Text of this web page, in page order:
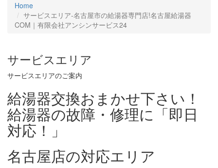
Home
サービスエリア‐名古屋市の給湯器専門店!名古屋給湯器
COM｜有限会社アンシンサービス24
サービスエリア
サービスエリアのご案内
給湯器交換おまかせ下さい！
給湯器の故障・修理に「即日
対応！」
名古屋店の対応エリア